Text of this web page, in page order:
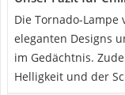
Die Tornado-
eleganten Designs
im Gedächtnis.
Helligkeit und der